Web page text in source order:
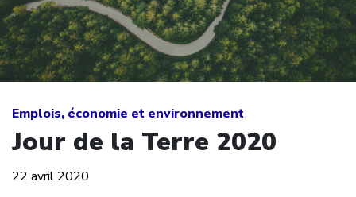
Emplois, économie et environnement
Jour de la Terre 2020
22 avril 2020